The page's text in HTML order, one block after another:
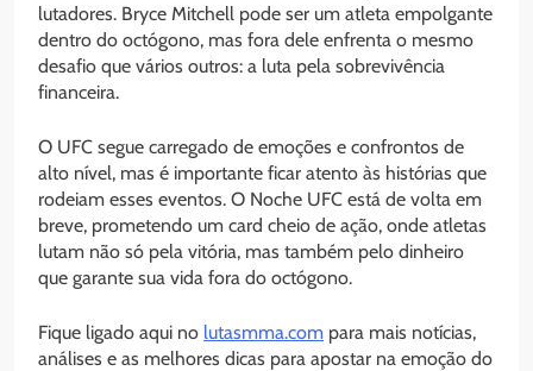
lutadores. Bryce Mitchell pode ser um atleta empolgante
dentro do octógono, mas fora dele enfrenta o mesmo
desafio que vários outros: a luta pela sobrevivência
financeira.
O UFC segue carregado de emoções e confrontos de
alto nível, mas é importante ficar atento às histórias que
rodeiam esses eventos. O Noche UFC está de volta em
breve, prometendo um card cheio de ação, onde atletas
lutam não só pela vitória, mas também pelo dinheiro
que garante sua vida fora do octógono.
Fique ligado aqui no lutasmma.com para mais notícias,
análises e as melhores dicas para apostar na emoção do